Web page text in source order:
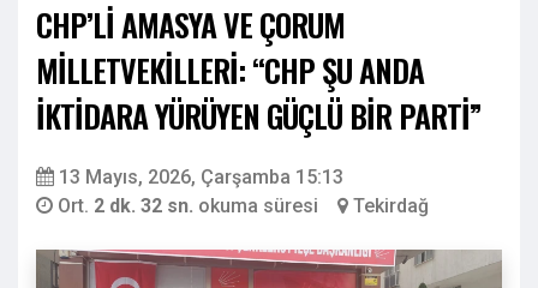
CHP’Lİ AMASYA VE ÇORUM
MİLLETVEKİLLERİ: “CHP ŞU ANDA
İKTİDARA YÜRÜYEN GÜÇLÜ BİR PARTİ”
13 Mayıs, 2026, Çarşamba 15:13
Ort. 2 dk. 32 sn. okuma süresi Tekirdağ